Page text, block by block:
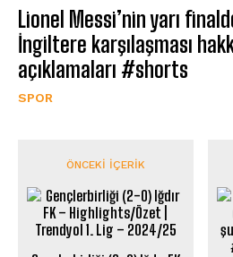
Lionel Messi’nin yarı
İngiltere karşılaşması
açıklamaları #shorts
SPOR
ÖNCEKI İÇERIK